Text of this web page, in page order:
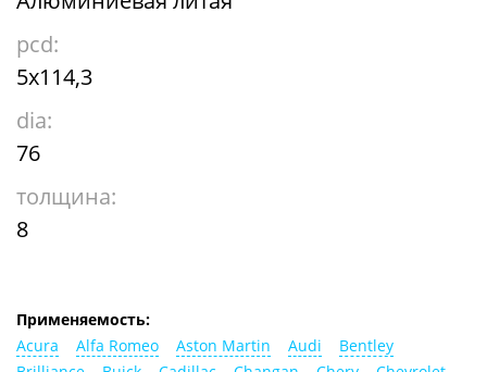
pcd:
5x114,3
dia:
76
толщина:
8
Применяемость:
Acura
Alfa Romeo Aston Martin Audi
Bentley